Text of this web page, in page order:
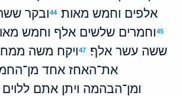
אלפים וחמש מאות׃ 44ובקר
45וחמרים שלשים אלף וחמש
ששה עשר אלף׃
47ויקח משה
את־האחז אחד
ומן־הבהמה ויתן אתם